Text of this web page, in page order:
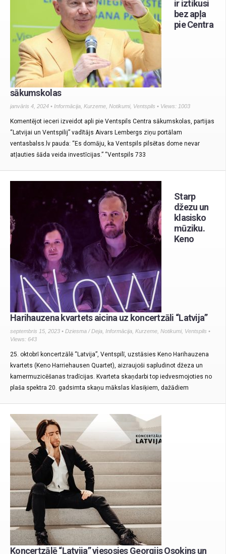
ir iztikusi
bez apļa
pie Centra
sākumskolas
janvāris 4, 2024 • Informācija Kurzeme Notikumi, Ventspils • Views: 1003
Komentējot ieceri izveidot apli pie Ventspils Centra sākumskolas, partijas
“Latvijai un Ventspilij” vadītājs Aivars Lembergs ziņu portālam
ventasbalss.lv pauda: “Es domāju, ka Ventspils pilsētas dome nevar
atļauties šāda veida investīcijas.” “Ventspils 733
Starp
džezu un
klasisko
mūziku.
Keno
Harihauzena kvartets aicina uz koncertzāli “Latvija”
septembris 15, 2023 • Dziesma / Deja Informācija Kurzeme Notikumi, Ventspils •
Views: 643
25. oktobrī koncertzālē “Latvija”, Ventspilī, uzstāsies Keno Harihauzena
kvartets (Keno Harriehausen Quartet), aizraujoši sapludinot džeza un
kamermuzicēšanas tradīcijas. Kvarteta skaņdarbi top iedvesmojoties no
plaša spektra 20. gadsimta skaņu mākslas klasiķiem, dažādiem
Koncertzālē “Latvija” viesosies Georgijs Osokins un